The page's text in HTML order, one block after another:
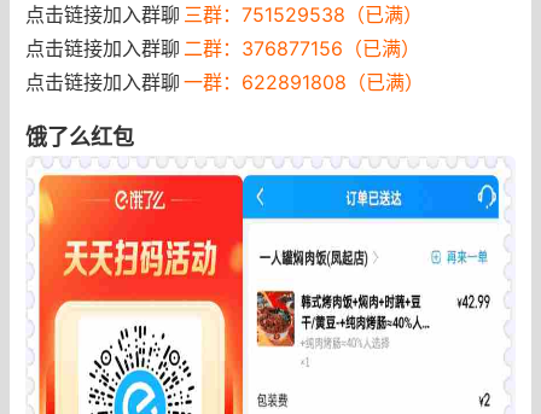
点击链接加入群聊 三群：751529538（已满）
点击链接加入群聊 二群：376877156（已满）
点击链接加入群聊 一群：622891808（已满）
饿了么红包